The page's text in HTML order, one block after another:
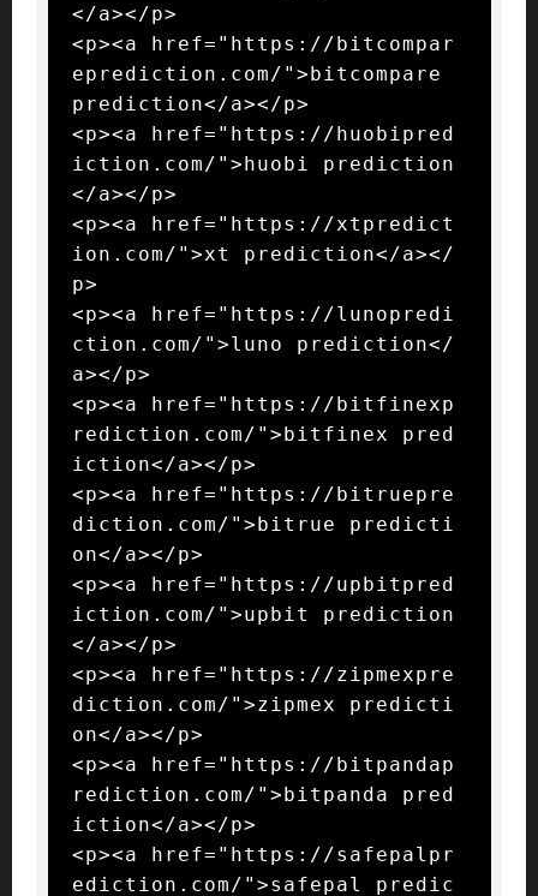
</a></p>
<p><a href="https://bitcompar
eprediction.com/">bitcompare
prediction</a></p>
<p><a href="https://huobipred
iction.com/">huobi prediction
</a></p>
<p><a href="https://xtpredict
ion.com/">xt prediction</a></
p>
<p><a href="https://lunopredi
ction.com/">luno prediction</
a></p>
<p><a href="https://bitfinexp
rediction.com/">bitfinex pred
iction</a></p>
<p><a href="https://bitruepre
diction.com/">bitrue predicti
on</a></p>
<p><a href="https://upbitpred
iction.com/">upbit prediction
</a></p>
<p><a href="https://zipmexpre
diction.com/">zipmex predicti
on</a></p>
<p><a href="https://bitpandap
rediction.com/">bitpanda pred
iction</a></p>
<p><a href="https://safepalpr
ediction.com/">safepal predic